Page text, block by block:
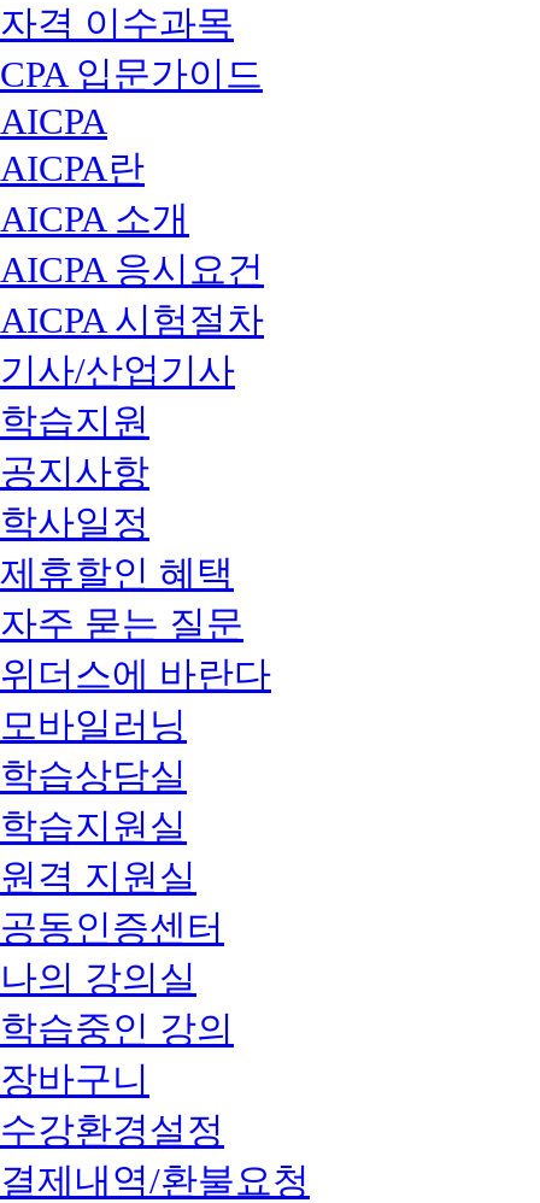
자격 이수과목
CPA 입문가이드
AICPA
AICPA란
AICPA 소개
AICPA 응시요건
AICPA 시험절차
기사/산업기사
학습지원
공지사항
학사일정
제휴할인 혜택
자주 묻는 질문
위더스에 바란다
모바일러닝
학습상담실
학습지원실
원격 지원실
공동인증센터
나의 강의실
학습중인 강의
장바구니
수강환경설정
결제내역/환불요청